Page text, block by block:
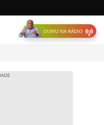
OUVIU NA RÁDIO